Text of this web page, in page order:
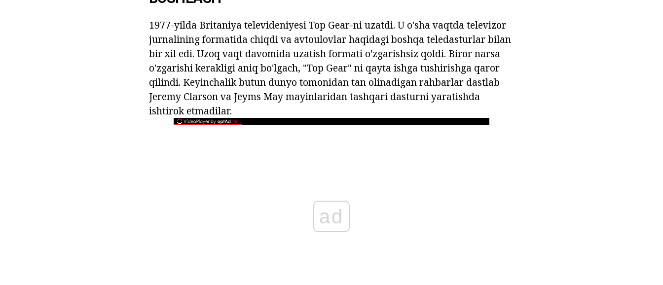
1977-yilda Britaniya televideniyesi Top Gear-ni uzatdi. U o'sha vaqtda televizor
jurnalining formatida chiqdi va avtoulovlar haqidagi boshqa teledasturlar bilan
bir xil edi. Uzoq vaqt davomida uzatish formati o'zgarishsiz qoldi. Biror narsa
o'zgarishi kerakligi aniq bo'lgach, "Top Gear" ni qayta ishga tushirishga qaror
qilindi. Keyinchalik butun dunyo tomonidan tan olinadigan rahbarlar dastlab
Jeremy Clarson va Jeyms May mayinlaridan tashqari dasturni yaratishda
ishtirok etmadilar.
ad